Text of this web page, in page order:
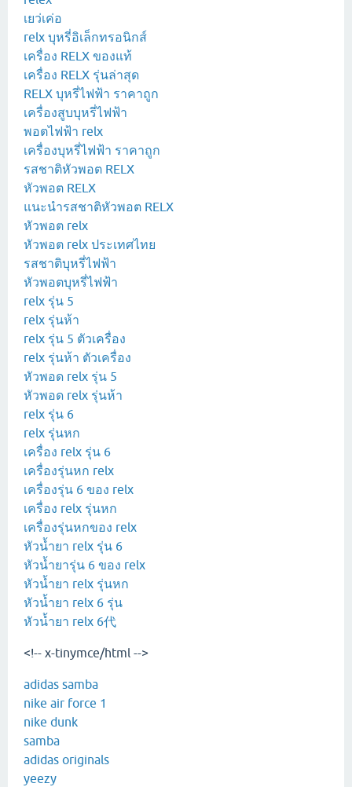
เยว่เค่อ
relx บุหรี่อิเล็กทรอนิกส์
เครื่อง RELX ของแท้
เครื่อง RELX รุ่นล่าสุด
RELX บุหรี่ไฟฟ้า ราคาถูก
เครื่องสูบบุหรี่ไฟฟ้า
พอตไฟฟ้า relx
เครื่องบุหรี่ไฟฟ้า ราคาถูก
รสชาติหัวพอต RELX
หัวพอต RELX
แนะนำรสชาติหัวพอต RELX
หัวพอต relx
หัวพอต relx ประเทศไทย
รสชาติบุหรี่ไฟฟ้า
หัวพอตบุหรี่ไฟฟ้า
relx รุ่น 5
relx รุ่นห้า
relx รุ่น 5 ตัวเครื่อง
relx รุ่นห้า ตัวเครื่อง
หัวพอด relx รุ่น 5
หัวพอด relx รุ่นห้า
relx รุ่น 6
relx รุ่นหก
เครื่อง relx รุ่น 6
เครื่องรุ่นหก relx
เครื่องรุ่น 6 ของ relx
เครื่อง relx รุ่นหก
เครื่องรุ่นหกของ relx
หัวน้ำยา relx รุ่น 6
หัวน้ำยารุ่น 6 ของ relx
หัวน้ำยา relx รุ่นหก
หัวน้ำยา relx 6 รุ่น
หัวน้ำยา relx 6代
<!-- x-tinymce/html -->
adidas samba
nike air force 1
nike dunk
samba
adidas originals
yeezy